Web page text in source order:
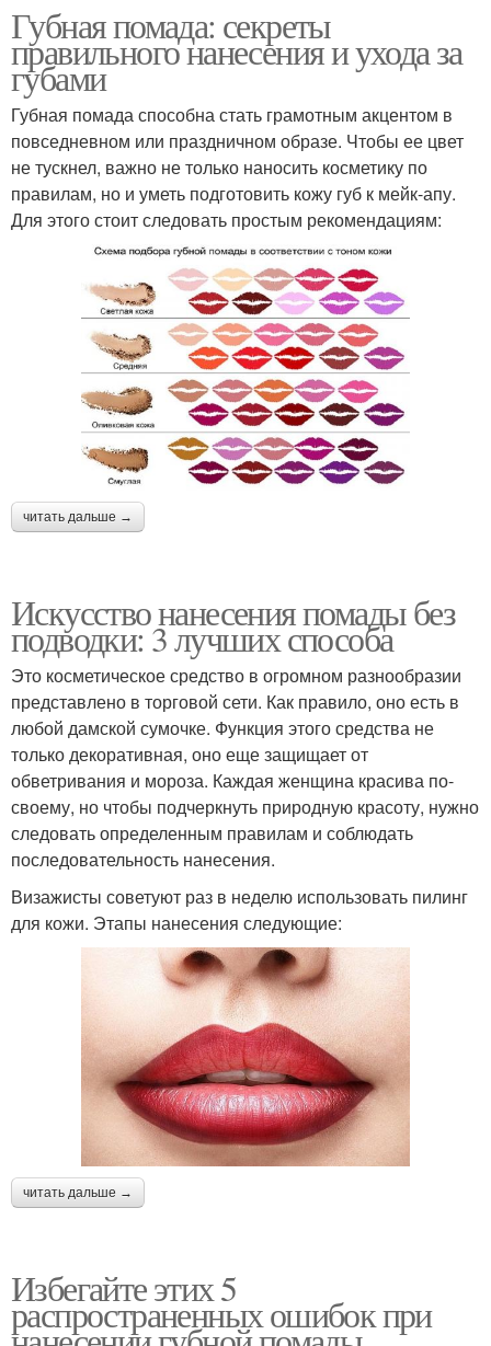
Губная помада: секреты
правильного нанесения и ухода за
губами
Губная помада способна стать грамотным акцентом в
повседневном или праздничном образе. Чтобы ее цвет
не тускнел, важно не только наносить косметику по
правилам, но и уметь подготовить кожу губ к мейк-апу.
Для этого стоит следовать простым рекомендациям:
читать дальше →
Искусство нанесения помады без
подводки: 3 лучших способа
Это косметическое средство в огромном разнообразии
представлено в торговой сети. Как правило, оно есть в
любой дамской сумочке. Функция этого средства не
только декоративная, оно еще защищает от
обветривания и мороза. Каждая женщина красива по-
своему, но чтобы подчеркнуть природную красоту, нужно
следовать определенным правилам и соблюдать
последовательность нанесения.
Визажисты советуют раз в неделю использовать пилинг
для кожи. Этапы нанесения следующие:
читать дальше →
Избегайте этих 5
распространенных ошибок при